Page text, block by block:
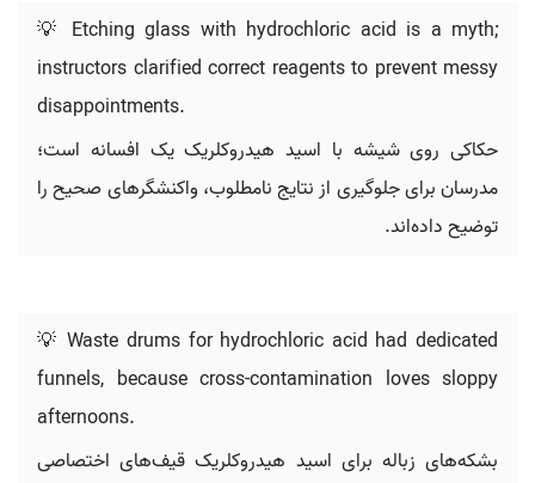
💡 Etching glass with hydrochloric acid is a myth;
instructors clarified correct reagents to prevent messy
disappointments.
حکاکی روی شیشه با اسید هیدروکلریک یک افسانه است؛
مدرسان برای جلوگیری از نتایج نامطلوب، واکنشگرهای صحیح را
توضیح داده‌اند.
💡 Waste drums for hydrochloric acid had dedicated
funnels, because cross-contamination loves sloppy
afternoons.
بشکه‌های زباله برای اسید هیدروکلریک قیف‌های اختصاصی